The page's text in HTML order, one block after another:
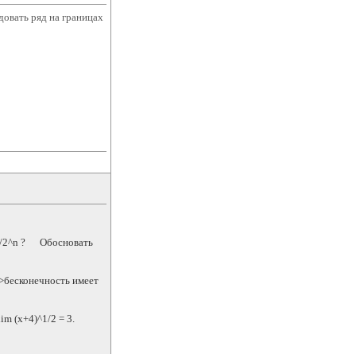
ряд на границах
2^n ? Обосновать
имеет
(х+4)^1/2 = 3.